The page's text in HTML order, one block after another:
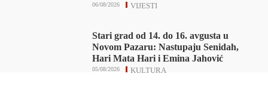
VIJESTI
06/08/2026
Stari grad od 14. do 16. avgusta u
Novom Pazaru: Nastupaju Senidah,
Hari Mata Hari i Emina Jahović
KULTURA
05/08/2026